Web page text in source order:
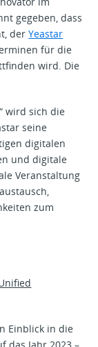
gegeben, dass
derYeastar
für die
wird. Die
wird sich die
seine
digitalen
und digitale
Veranstaltung
zum
Einblick in die
das Jahr 2023 –